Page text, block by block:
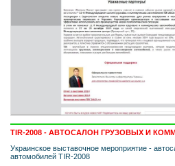
TIR-2008 - АВТОСАЛОН ГРУЗОВЫХ И
Украинское выставочное мероприятие -
автомобилей TIR-2008